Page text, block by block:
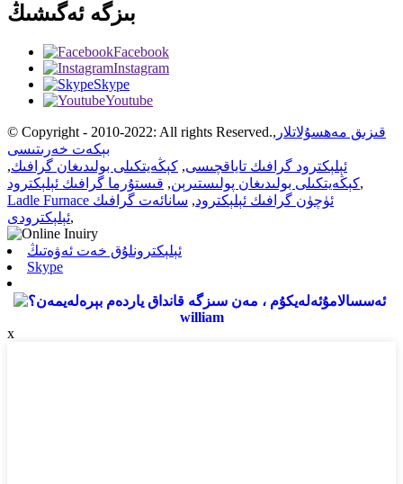
بىزگە ئەگىشىڭ
Facebook
Instagram
Skype
Youtube
© Copyright - 2010-2022: All rights Reserved. قىزىق مەھسۇلاتلار ,
بېكەت خەرىتىسى
ئېلېكترود گرافىك تاياقچىسى, كېڭەيتكىلى بولىدىغان گرافىك,
كېڭەيتكىلى بولىدىغان پولىستىرېن, قىستۇرما گرافىك ئېلېكترود
,
Ladle Furnace ئۈچۈن گرافىك ئېلېكترود, سانائەت گرافىك
ئېلېكترودى,
ئېلېكترونلۇق خەت ئەۋەتىڭ
Skype
william
x